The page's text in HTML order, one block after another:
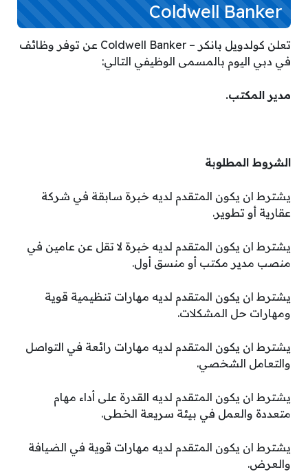
Coldwell Banker
تعلن كولدويل بانكر – Coldwell Banker عن توفر وظائف
في دبي اليوم بالمسمى الوظيفي التالي:
مدير المكتب.
الشروط المطلوبة
يشترط ان يكون المتقدم لديه خبرة سابقة في شركة
عقارية أو تطوير.
يشترط ان يكون المتقدم لديه خبرة لا تقل عن عامين في
منصب مدير مكتب أو منسق أول.
يشترط ان يكون المتقدم لديه مهارات تنظيمية قوية
ومهارات حل المشكلات.
يشترط ان يكون المتقدم لديه مهارات رائعة في التواصل
والتعامل الشخصي.
يشترط ان يكون المتقدم لديه القدرة على أداء مهام
متعددة والعمل في بيئة سريعة الخطى.
يشترط ان يكون المتقدم لديه مهارات قوية في الضيافة
والعرض.